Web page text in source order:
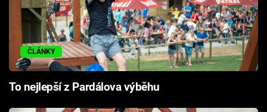
ČLÁNKY
To nejlepší z Pardálova výběhu